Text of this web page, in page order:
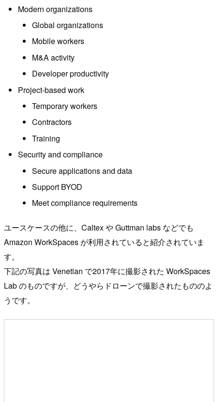
Modern organizations
Global organizations
Mobile workers
M&A activity
Developer productivity
Project-based work
Temporary workers
Contractors
Training
Security and compliance
Secure applications and data
Support BYOD
Meet compliance requirements
ユースケースの他に、Caltex や Guttman labs などでも
Amazon WorkSpaces が利用されていると紹介されていま
す。
下記の写真は Venetian で2017年に撮影された WorkSpaces
Lab のものですが、どうやらドローンで撮影されたもののよ
うです。